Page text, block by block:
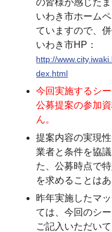
いわき市ホーム
ていますので、
いわき市HP：
http://
dex.html
今回実施するシ
公募提案の参加
ん。
提案内容の実現
業者と条件を協
た、公募時点で
を求めることはあ
昨年実施したマ
ては、今回のシ
ご記入いただい